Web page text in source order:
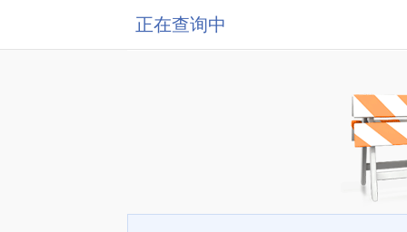
正在查询中